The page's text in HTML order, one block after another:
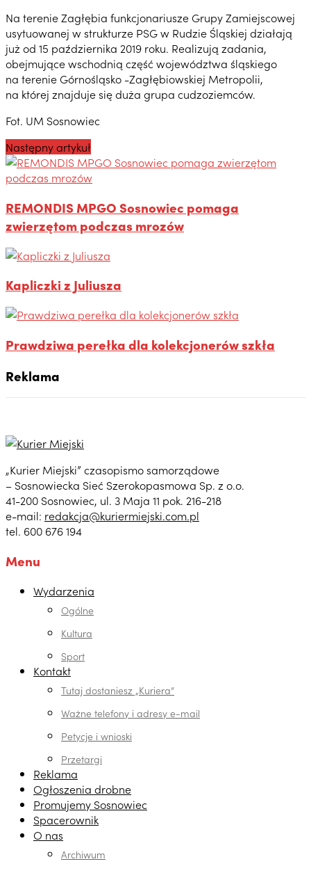
Na terenie Zagłębia funkcjonariusze Grupy Zamiejscowej
usytuowanej w strukturze PSG w Rudzie Śląskiej działają
już od 15 października 2019 roku. Realizują zadania,
obejmujące wschodnią część województwa śląskiego
na terenie Górnośląsko -Zagłębiowskiej Metropolii,
na której znajduje się duża grupa cudzoziemców.
Fot. UM Sosnowiec
Następny artykuł
REMONDIS MPGO Sosnowiec pomaga
zwierzętom podczas mrozów
Kapliczki z Juliusza
Prawdziwa perełka dla kolekcjonerów szkła
Reklama
„Kurier Miejski” czasopismo samorządowe
– Sosnowiecka Sieć Szerokopasmowa Sp. z o.o.
41-200 Sosnowiec, ul. 3 Maja 11 pok. 216-218
e-mail: redakcja@kuriermiejski.com.pl
tel. 600 676 194
Menu
Wydarzenia
Ogólne
Kultura
Sport
Kontakt
Tutaj dostaniesz „Kuriera”
Ważne telefony i adresy e-mail
Petycje i wnioski
Przetargi
Reklama
Ogłoszenia drobne
Promujemy Sosnowiec
Spacerownik
O nas
Archiwum